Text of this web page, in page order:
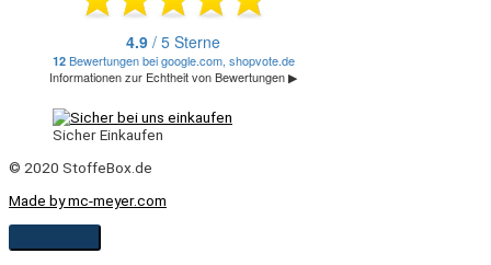
Sicher Einkaufen
© 2020 StoffeBox.de
Made by mc-meyer.com